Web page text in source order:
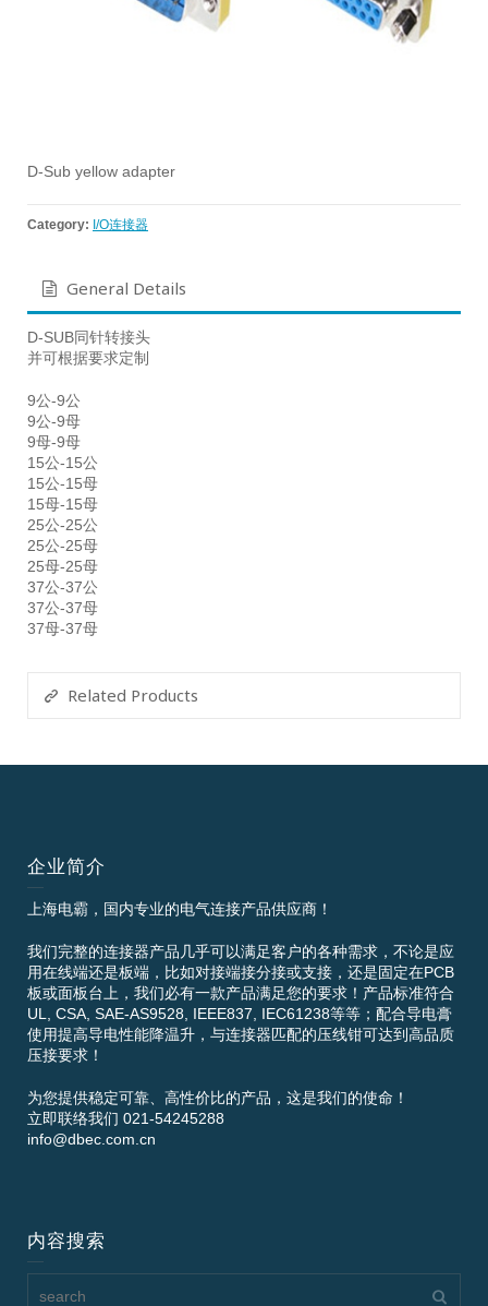
D-Sub yellow adapter
Category: I/O连接器
General Details
D-SUB同针转接头
并可根据要求定制
9公-9公
9公-9母
9母-9母
15公-15公
15公-15母
15母-15母
25公-25公
25公-25母
25母-25母
37公-37公
37公-37母
37母-37母
Related Products
企业简介
上海电霸，国内专业的电气连接产品供应商！
我们完整的连接器产品几乎可以满足客户的各种需求，不论是应
用在线端还是板端，比如对接端接分接或支接，还是固定在PCB
板或面板台上，我们必有一款产品满足您的要求！产品标准符合
UL, CSA, SAE-AS9528, IEEE837, IEC61238等等；配合导电膏
使用提高导电性能降温升，与连接器匹配的压线钳可达到高品质
压接要求！
为您提供稳定可靠、高性价比的产品，这是我们的使命！
立即联络我们 021-54245288
info@dbec.com.cn
内容搜索